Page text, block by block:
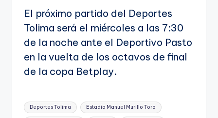
El próximo partido del Deportes
Tolima será el miércoles a las 7:30
de la noche ante el Deportivo Pasto
en la vuelta de los octavos de final
de la copa Betplay.
Etiquetas:
Deportes Tolima Estadio Manuel Murillo Toro